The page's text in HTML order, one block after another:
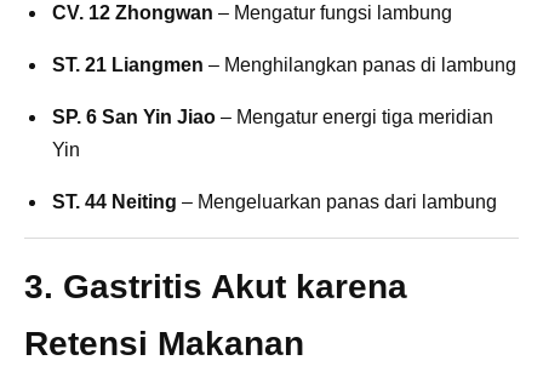
CV. 12 Zhongwan – Mengatur fungsi lambung
ST. 21 Liangmen – Menghilangkan panas di lambung
SP. 6 San Yin Jiao – Mengatur energi tiga meridian
Yin
ST. 44 Neiting – Mengeluarkan panas dari lambung
3. Gastritis Akut karena
Retensi Makanan